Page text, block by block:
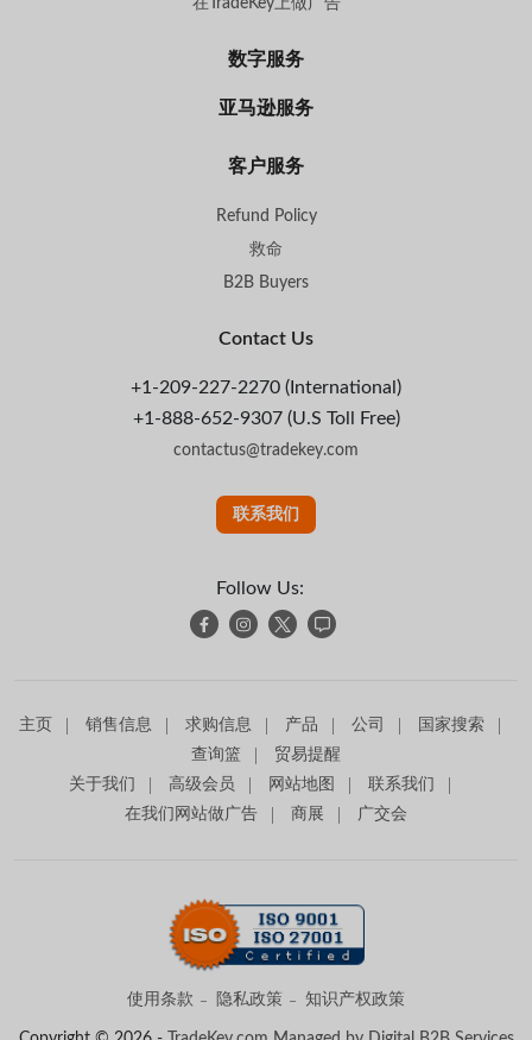
在TradeKey上做广告
数字服务
亚马逊服务
客户服务
Refund Policy
救命
B2B Buyers
Contact Us
+1-209-227-2270 (International)
+1-888-652-9307 (U.S Toll Free)
contactus@tradekey.com
联系我们
Follow Us:
主页 销售信息 求购信息 产品 公司
国家搜索
查询篮
贸易提醒
关于我们
高级会员 网站地图
联系我们
在我们网站做广告
商展 广交会
使用条款 隐私政策 知识产权政策